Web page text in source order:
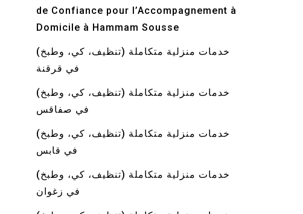
de Confiance pour l’Accompagnement à
Domicile à Hammam Sousse
خدمات منزلية متكاملة (تنظيف، كي، وطبخ)
في قرقنة
خدمات منزلية متكاملة (تنظيف، كي، وطبخ)
في صفاقس
خدمات منزلية متكاملة (تنظيف، كي، وطبخ)
في قابس
خدمات منزلية متكاملة (تنظيف، كي، وطبخ)
في زغوان